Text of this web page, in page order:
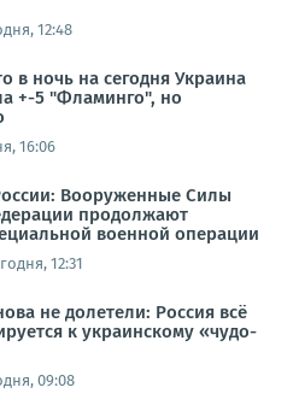
12:48
в ночь на сегодня Украина
+-5 "Фламинго", но
16:06
Вооруженные Силы
продолжают
военной операции
12:31
не долетели: Россия всё
к украинскому «чудо-
09:08